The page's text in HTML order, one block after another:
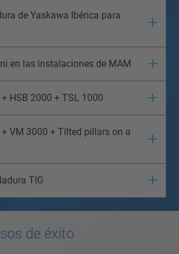
de Yaskawa Ibérica para
en las instalaciones de MAM
HSB 2000 + TSL 1000
VM 3000 + Tilted pillars on a
TIG
de éxito